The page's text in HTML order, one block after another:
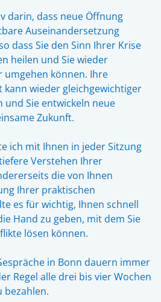
darin, dass neue Öffnung
Auseinandersetzung
dass Sie den Sinn Ihrer Krise
heilen und Sie wieder
können. Ihre
kann wieder gleichgewichtiger
Sie entwickeln neue
Zukunft.
ich mit Ihnen in jeder Sitzung
Verstehen Ihrer
die von Ihnen
Ihrer praktischen
es für wichtig, Ihnen schnell
Hand zu geben, mit dem Sie
lösen können.
in Bonn dauern immer
Regel alle drei bis vier Wochen
bezahlen.